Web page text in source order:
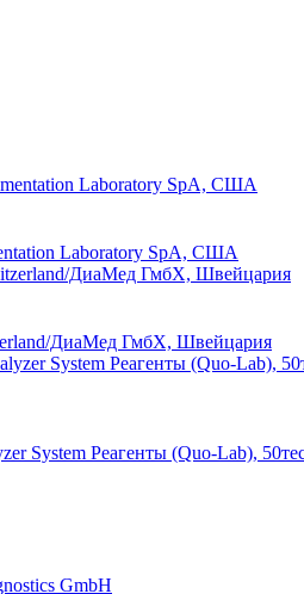
Laboratory SpA, США
ДиаМед ГмбХ, Швейцария
System Реагенты (Quo-Lab),